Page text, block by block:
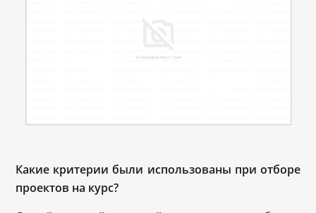
Какие критерии были использованы при отборе
проектов на курс?